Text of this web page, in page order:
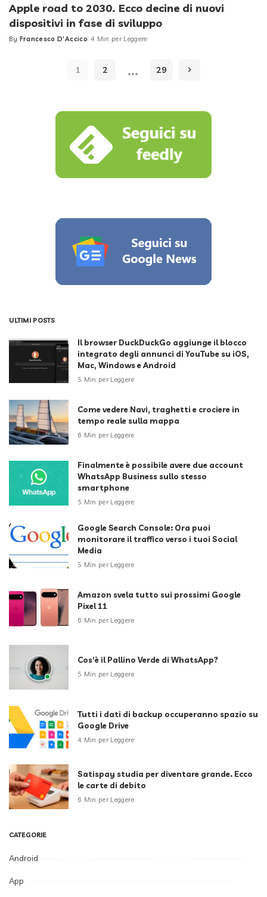
Apple road to 2030. Ecco decine di nuovi
dispositivi in fase di sviluppo
Posted
By Francesco D'Accico 4 Min per Leggere
1 2 … 29
ULTIMI POSTS
Il browser DuckDuckGo aggiunge il blocco
integrato degli annunci di YouTube su iOS,
Mac, Windows e Android
5 Min per Leggere
Come vedere Navi, traghetti e crociere in
tempo reale sulla mappa
6 Min per Leggere
Finalmente è possibile avere due account
WhatsApp Business sullo stesso
smartphone
5 Min per Leggere
Google Search Console: Ora puoi
monitorare il traffico verso i tuoi Social
Media
5 Min per Leggere
Amazon svela tutto sui prossimi Google
Pixel 11
6 Min per Leggere
Cos’è il Pallino Verde di WhatsApp?
5 Min per Leggere
Tutti i dati di backup occuperanno spazio su
Google Drive
4 Min per Leggere
Satispay studia per diventare grande. Ecco
le carte di debito
6 Min per Leggere
CATEGORIE
Android
App